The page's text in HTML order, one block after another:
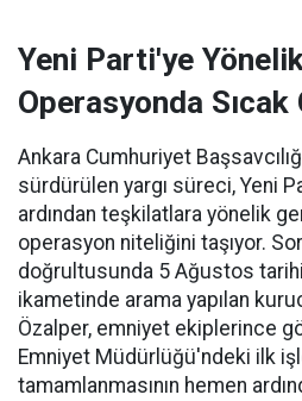
Yeni Parti'ye
Operasyonda Sıcak
Ankara Cumhuriyet
sürdürülen yargı süreci, Yeni
ardından teşkilatlara yönelik
operasyon niteliğini taşıyor.
doğrultusunda 5 Ağustos
ikametinde arama yapılan
Özalper, emniyet ekiplerince
Emniyet Müdürlüğü'ndeki ilk
tamamlanmasının hemen